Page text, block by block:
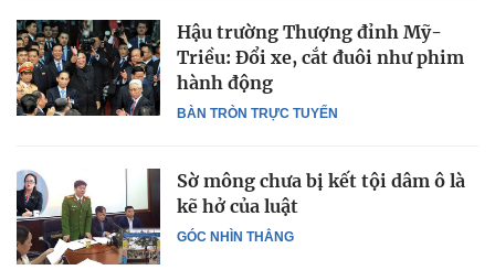
BÀN TRÒN TRỰC TUYẾN
Hậu trường Thượng đỉnh Mỹ-
Triều: Đổi xe, cắt đuôi như phim
hành động
GÓC NHÌN THẲNG
Sờ mông chưa bị kết tội dâm ô là
kẽ hở của luật